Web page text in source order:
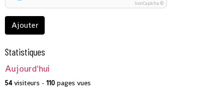
IconCaptcha ©
Ajouter
Statistiques
Aujourd'hui
54 visiteurs - 110 pages vues